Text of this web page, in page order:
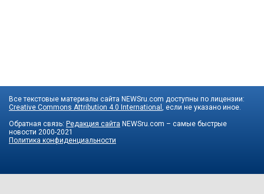
Все текстовые материалы сайта NEWSru.com доступны по лицензии:
Creative Commons Attribution 4.0 International , если не указано иное.
Обратная связь: Редакция сайта NEWSru.com – самые быстрые
новости 2000-2021
Политика конфиденциальности